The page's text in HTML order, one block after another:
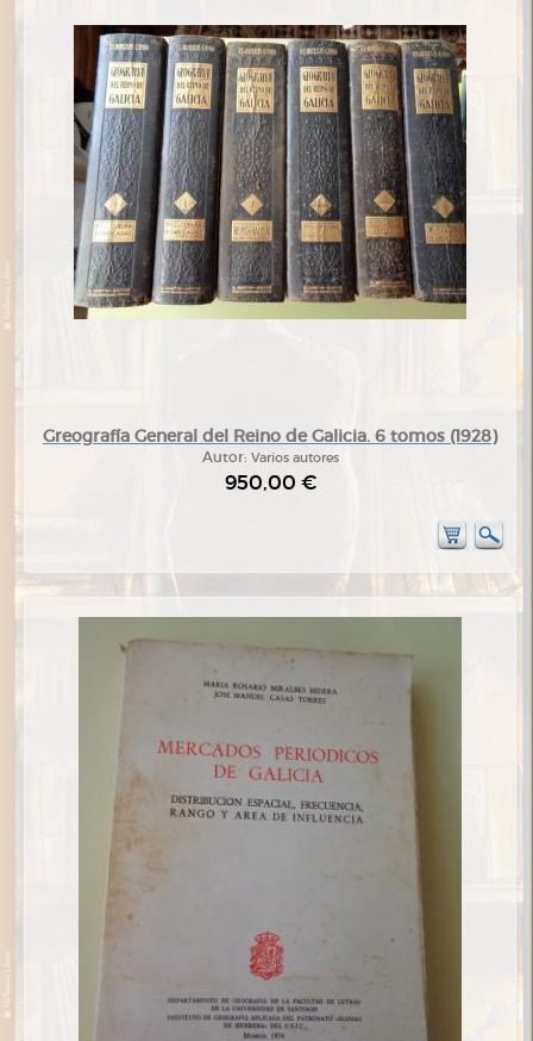
Greografía General del Reino de Galicia. 6 tomos (1928)
Autor: Varios autores
950,00 €